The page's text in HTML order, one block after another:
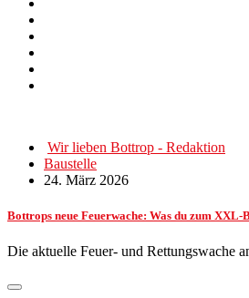
Wir lieben Bottrop - Redaktion
Baustelle
24. März 2026
Bottrops neue Feuerwache: Was du zum XXL-
Die aktuelle Feuer- und Rettungswache